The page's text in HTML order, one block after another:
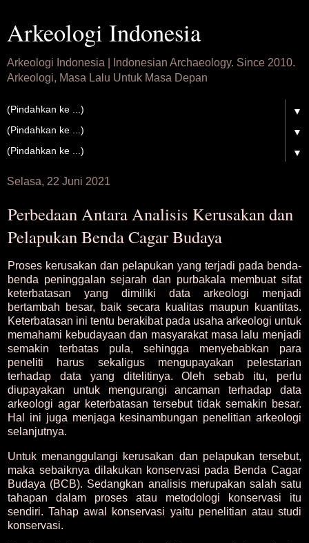
Arkeologi Indonesia
Arkeologi Indonesia | Indonesian Archaeology. Since 2010.
Arkeologi, Masa Lalu Untuk Masa Depan
▼
▼
▼
Selasa, 22 Juni 2021
Perbedaan Antara Analisis Kerusakan dan
Pelapukan Benda Cagar Budaya
Proses kerusakan dan pelapukan yang terjadi pada benda-
benda peninggalan sejarah dan purbakala membuat sifat
keterbatasan yang dimiliki data arkeologi menjadi
bertambah besar, baik secara kualitas maupun kuantitas.
Keterbatasan ini tentu berakibat pada usaha arkeologi untuk
memahami kebudayaan dan masyarakat masa lalu menjadi
semakin terbatas pula, sehingga menyebabkan para
peneliti harus sekaligus mengupayakan pelestarian
terhadap data yang ditelitinya. Oleh sebab itu, perlu
diupayakan untuk mengurangi ancaman terhadap data
arkeologi agar keterbatasan tersebut tidak semakin besar.
Hal ini juga menjaga kesinambungan penelitian arkeologi
selanjutnya.
Untuk menanggulangi kerusakan dan pelapukan tersebut,
maka sebaiknya dilakukan konservasi pada Benda Cagar
Budaya (BCB). Sedangkan analisis merupakan salah satu
tahapan dalam proses atau metodologi konservasi itu
sendiri. Tahap awal konservasi yaitu penelitian atau studi
konservasi.